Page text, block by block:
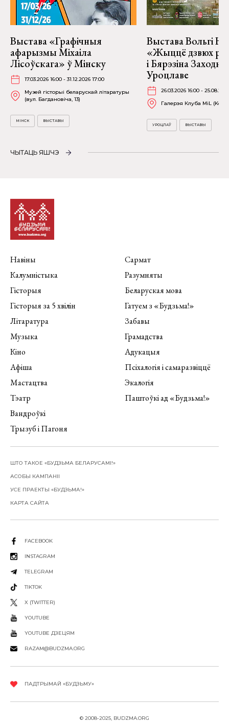
Выстава «Графічныя
афарызмы Міхаіла
Лісоўскага» ў Мінску
17.03.2026 16:00 - 31.12.2026 17:00
Музей гісторыі беларускай літаратуры
(вул. Багдановіча, 13)
МІНСК ВЫСТАВЫ
Выстава Вольгі
«Жыццё дзвюх
і Бярэзіна
Уроцлаве
26.03.2026 16:00 -
Галерэя Клуба MiL
УРОЦЛАЎ ВЫСТАВЫ
ЧЫТАЦЬ ЯШЧЭ
Навіны
Калумністыка
Гісторыя
Гісторыя за 5 хвілін
Літаратура
Музыка
Кіно
Афіша
Мастацтва
Тэатр
Вандроўкі
Трызуб і Пагоня
Сармат
Разумняты
Беларуская мова
Гатуем з «Будзьма!»
Забавы
Грамадства
Адукацыя
Псіхалогія і самаразвіццё
Экалогія
Паштоўкі ад «Будзьма!»
ШТО ТАКОЕ «БУДЗЬМА БЕЛАРУСАМІ!»
АСОБЫ КАМПАНІІ
УСЕ ПРАЕКТЫ «БУДЗЬМА!»
КАРТА САЙТА
FACEBOOK
INSTAGRAM
TELEGRAM
TIKTOK
X (TWITTER)
YOUTUBE
YOUTUBE ДЗЕЦЯМ
RAZAM@BUDZMA.ORG
ПАДТРЫМАЙ «БУДЗЬМУ»
© 2008-2025, BUDZMA.ORG